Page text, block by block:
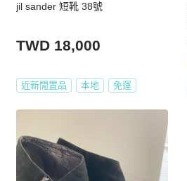
jil sander 短靴 38號
TWD 18,000
近新閒置品 本地 免運